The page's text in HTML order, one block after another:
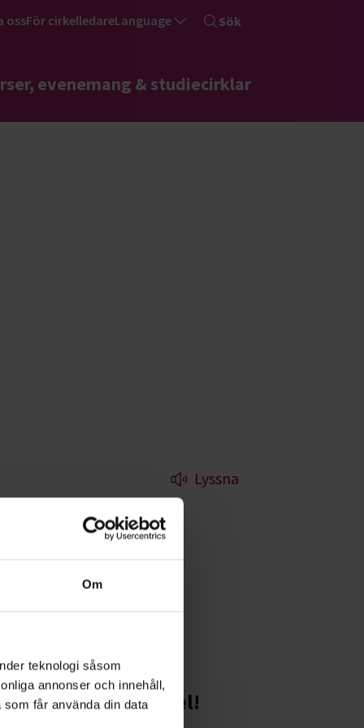
Om
teknologi såsom
annonser och innehåll,
får använda din data
ossFör cirkelledareLanguage Sök
evenemang & studiecirklar
Lyssna
en studiecirkel!